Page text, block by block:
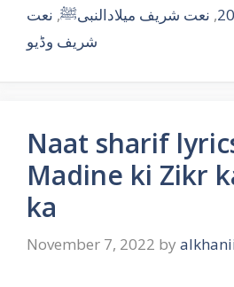
, نعت شریف میلادالنبیﷺ, نعت
شریف وڈیو
Naat sharif
Madine ki Zikr
ka
November 7, 2022 by